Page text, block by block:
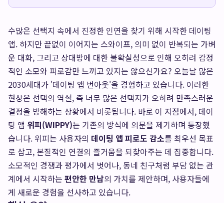
수많은 선택지 속에서 진정한 인연을 찾기 위해 시작한 데이팅
앱. 하지만 끝없이 이어지는 스와이프, 의미 없이 반복되는 가벼
운 대화, 그리고 상대방에 대한 불확실성으로 인해 오히려 감정
적인 소모와 피로감만 느끼고 있지는 않으신가요? 오늘날 많은
2030세대가 '데이팅 앱 번아웃'을 경험하고 있습니다. 이러한
현상은 선택의 역설, 즉 너무 많은 선택지가 오히려 만족스러운
결정을 방해하는 상황에서 비롯됩니다. 바로 이 지점에서, 데이
팅 앱 위피(WIPPY)는 기존의 방식에 의문을 제기하며 등장했
습니다. 위피는 사용자의 데이팅 앱 피로도 감소를 최우선 목표
로 삼고, 본질적인 연결의 즐거움을 되찾아주는 데 집중합니다.
소모적인 경쟁과 평가에서 벗어나, 동네 친구처럼 부담 없는 관
계에서 시작하는 편안한 만남의 가치를 제안하며, 사용자들에
게 새로운 경험을 선사하고 있습니다.